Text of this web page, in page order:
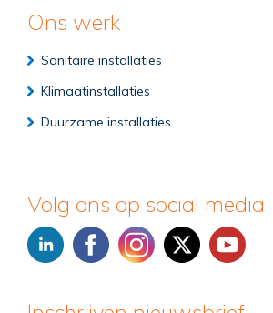
Ons werk
Sanitaire installaties
Klimaatinstallaties
Duurzame installaties
Volg ons op social media